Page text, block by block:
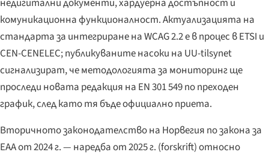
комуникационна функционалност. Актуализацията на
стандарта за интегриране на WCAG 2.2 е в процес в ETSI и
CEN-CENELEC; публикуваните насоки на UU-tilsynet
сигнализират, че методологията за мониторинг ще
проследи новата редакция на EN 301 549 по преходен
график, след като тя бъде официално приета.
Вторичното законодателство на Норвегия по закона за
EAA от 2024 г. — наредба от 2025 г. (forskrift) относно